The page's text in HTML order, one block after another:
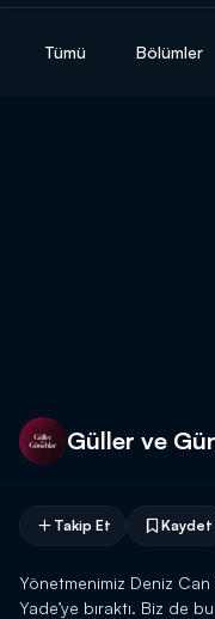
Tümü Bölümler
Güller ve
Takip Et Kaydet
Yönetmenimiz Deniz
Yade’ye bıraktı. Biz de